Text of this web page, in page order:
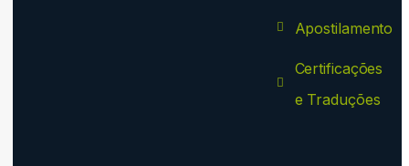
Apostilamento
Certificações
e Traduções